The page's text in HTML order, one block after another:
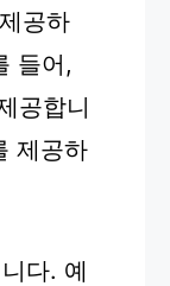
공하
들어,
공합니
제공하
다. 예